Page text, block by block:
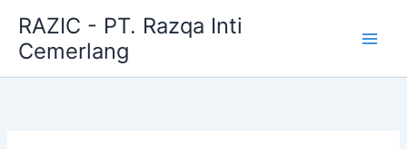
content
RAZIC - PT. Razqa Inti
Cemerlang